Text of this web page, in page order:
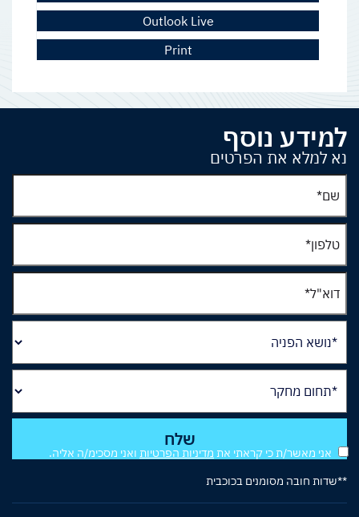
Outlook Live
Print
למידע נוסף
נא למלא את הפרטים
אני מאשר/ת כי קראתי את מדיניות הפרטיות
ואני מסכימ/ה אליה.
**שדות חובה מסומנים בכוכבית